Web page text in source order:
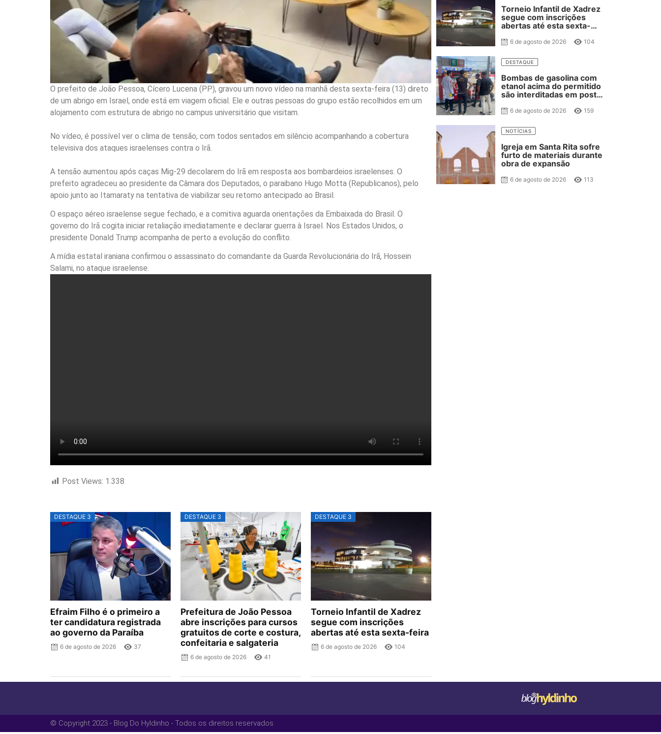
O prefeito de João Pessoa, Cícero Lucena (PP), gravou um novo vídeo na manhã desta sexta-feira (13) direto
de um abrigo em Israel, onde está em viagem oficial. Ele e outras pessoas do grupo estão recolhidos em um
alojamento com estrutura de abrigo no campus universitário que visitam.
No vídeo, é possível ver o clima de tensão, com todos sentados em silêncio acompanhando a cobertura
televisiva dos ataques israelenses contra o Irã.
A tensão aumentou após caças Mig-29 decolarem do Irã em resposta aos bombardeios israelenses. O
prefeito agradeceu ao presidente da Câmara dos Deputados, o paraibano Hugo Motta (Republicanos), pelo
apoio junto ao Itamaraty na tentativa de viabilizar seu retorno antecipado ao Brasil.
O espaço aéreo israelense segue fechado, e a comitiva aguarda orientações da Embaixada do Brasil. O
governo do Irã cogita iniciar retaliação imediatamente e declarar guerra à Israel. Nos Estados Unidos, o
presidente Donald Trump acompanha de perto a evolução do conflito.
A mídia estatal iraniana confirmou o assassinato do comandante da Guarda Revolucionária do Irã, Hossein
Salami, no ataque israelense.
Post Views: 1.338
DESTAQUE 3
Efraim Filho é o primeiro a
ter candidatura registrada
ao governo da Paraíba
6 de agosto de 2026 37
DESTAQUE 3
Prefeitura de João Pessoa
abre inscrições para cursos
gratuitos de corte e costura,
confeitaria e salgateria
6 de agosto de 2026 41
DESTAQUE 3
Torneio Infantil de Xadrez
segue com inscrições
abertas até esta sexta-feira
6 de agosto de 2026 104
Torneio Infantil de Xadrez
segue com inscrições
abertas até esta sexta-
6 de agosto de 2026 104
DESTAQUE
Bombas de gasolina com
etanol acima do permitido
são interditadas em posto
6 de agosto de 2026 159
NOTÍCIAS
Igreja em Santa Rita sofre
furto de materiais durante
obra de expansão
6 de agosto de 2026 113
© Copyright 2023 - Blog Do Hyldinho - Todos os direitos reservados